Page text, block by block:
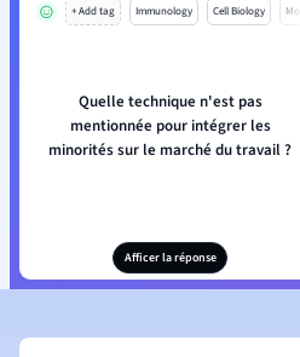
+ Add tag Immunology Cell Biology Mo
Quelle technique n'est pas
mentionnée pour intégrer les
minorités sur le marché du travail ?
Afficer la réponse